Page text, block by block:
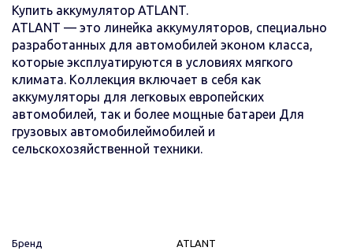
Купить аккумулятор ATLANT.
ATLANT — это линейка аккумуляторов, специально
разработанных для автомобилей эконом класса,
которые эксплуатируются в условиях мягкого
климата. Коллекция включает в себя как
аккумуляторы для легковых европейских
автомобилей, так и более мощные батареи Для
грузовых автомобилеймобилей и
сельскохозяйственной техники.
Бренд ATLANT